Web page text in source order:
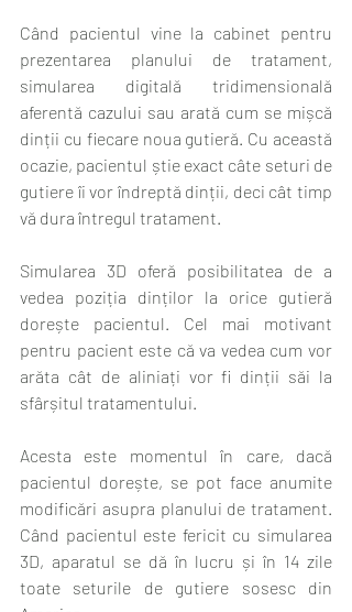
Când pacientul vine la cabinet pentru
prezentarea planului de tratament,
simularea digitală tridimensională
aferentă cazului sau arată cum se mișcă
dinții cu fiecare noua gutieră. Cu această
ocazie, pacientul știe exact câte seturi de
gutiere îi vor îndreptă dinții, deci cât timp
vă dura întregul tratament.
Simularea 3D oferă posibilitatea de a
vedea poziția dinților la orice gutieră
dorește pacientul. Cel mai motivant
pentru pacient este că va vedea cum vor
arăta cât de aliniați vor fi dinții săi la
sfârșitul tratamentului.
Acesta este momentul în care, dacă
pacientul dorește, se pot face anumite
modificări asupra planului de tratament.
Când pacientul este fericit cu simularea
3D, aparatul se dă în lucru și în 14 zile
toate seturile de gutiere sosesc din